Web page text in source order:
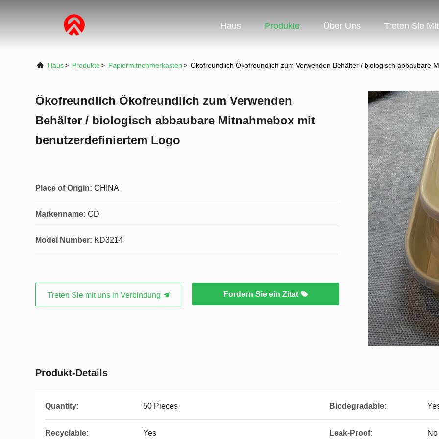
Haus Produkte Über Uns Treten Sie
Haus> Produkte> Papiermitnehmerkasten> Ökofreundlich Ökofreundlich zum Verwenden Behälter / biologisch abbaubare
Ökofreundlich Ökofreundlich zum Verwenden
Behälter / biologisch abbaubare Mitnahmebox mit
benutzerdefiniertem Logo
Place of Origin: CHINA
Markenname: CD
Model Number: KD3214
Treten Sie mit uns in Verbindung Fordern Sie ein Zitat
Produkt-Details
Quantity: 50 Pieces Biodegradable:
Recyclable: Yes Leak-Proof: No